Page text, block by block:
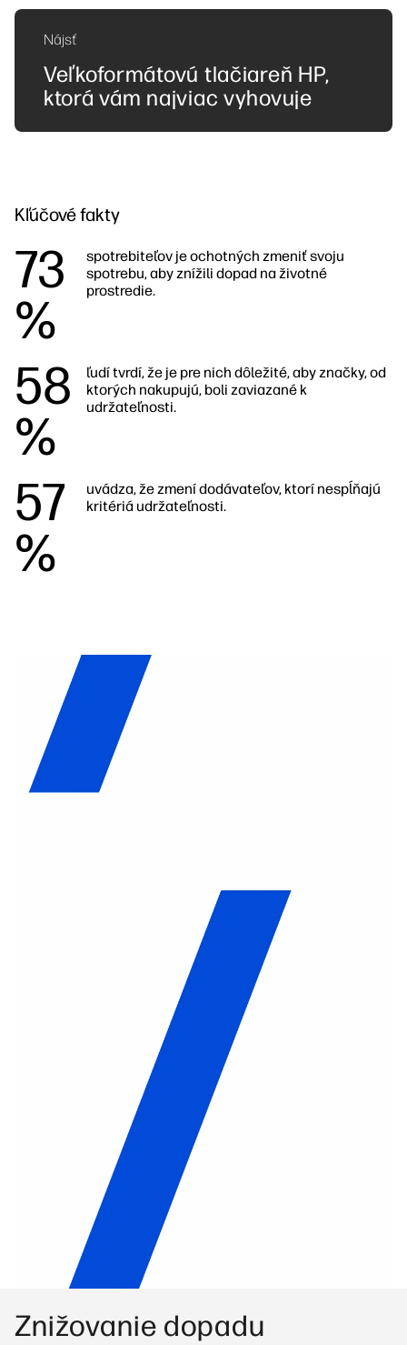
Nájsť
Veľkoformátovú tlačiareň HP,
ktorá vám najviac vyhovuje
Kľúčové fakty
73
%
spotrebiteľov je ochotných zmeniť svoju
spotrebu, aby znížili dopad na životné
prostredie.
58
%
ľudí tvrdí, že je pre nich dôležité, aby značky, od
ktorých nakupujú, boli zaviazané k
udržateľnosti.
57
%
uvádza, že zmení dodávateľov, ktorí nespĺňajú
kritériá udržateľnosti.
Znižovanie dopadu